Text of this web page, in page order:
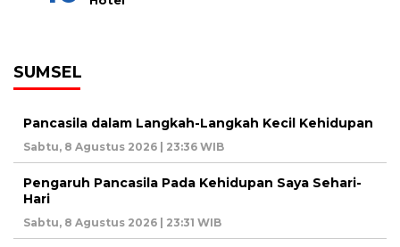
SUMSEL
Pancasila dalam Langkah-Langkah Kecil Kehidupan
Sabtu, 8 Agustus 2026 | 23:36 WIB
Pengaruh Pancasila Pada Kehidupan Saya Sehari-
Hari
Sabtu, 8 Agustus 2026 | 23:31 WIB